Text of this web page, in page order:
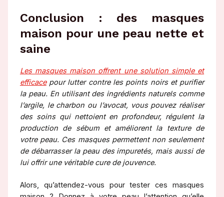
Conclusion : des masques
maison pour une peau nette et
saine
Les masques maison offrent une solution simple et
efficacepour lutter contre les points noirs et purifier
la peau. En utilisant des ingrédients naturels comme
l’argile, le charbon ou l’avocat, vous pouvez réaliser
des soins qui nettoient en profondeur, régulent la
production de sébum et améliorent la texture de
votre peau. Ces masques permettent non seulement
de débarrasser la peau des impuretés, mais aussi de
lui offrir une véritable cure de jouvence.
Alors, qu’attendez-vous pour tester ces masques